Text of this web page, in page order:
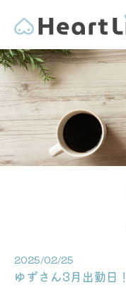
2025/02/25
ゆずさん3月出勤日！